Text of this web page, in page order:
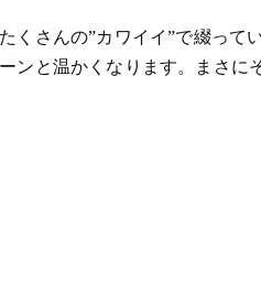
くさんの”カワイイ”で綴って
ンと温かくなります。まさに